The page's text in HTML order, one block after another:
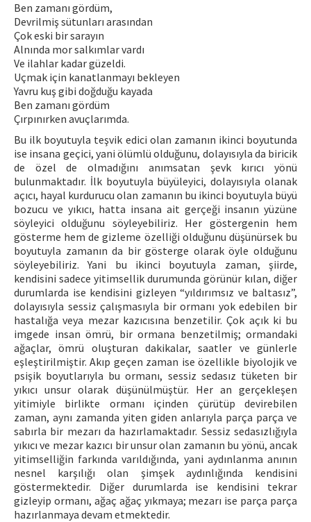
Ben zamanı gördüm,
Devrilmiş sütunları arasından
Çok eski bir sarayın
Alnında mor salkımlar vardı
Ve ilahlar kadar güzeldi.
Uçmak için kanatlanmayı bekleyen
Yavru kuş gibi doğduğu kayada
Ben zamanı gördüm
Çırpınırken avuçlarımda.
Bu ilk boyutuyla teşvik edici olan zamanın ikinci boyutunda
ise insana geçici, yani ölümlü olduğunu, dolayısıyla da biricik
de özel de olmadığını anımsatan şevk kırıcı yönü
bulunmaktadır. İlk boyutuyla büyüleyici, dolayısıyla olanak
açıcı, hayal kurdurucu olan zamanın bu ikinci boyutuyla büyü
bozucu ve yıkıcı, hatta insana ait gerçeği insanın yüzüne
söyleyici olduğunu söyleyebiliriz. Her göstergenin hem
gösterme hem de gizleme özelliği olduğunu düşünürsek bu
boyutuyla zamanın da bir gösterge olarak öyle olduğunu
söyleyebiliriz. Yani bu ikinci boyutuyla zaman, şiirde,
kendisini sadece yitimsellik durumunda görünür kılan, diğer
durumlarda ise kendisini gizleyen “yıldırımsız ve baltasız”,
dolayısıyla sessiz çalışmasıyla bir ormanı yok edebilen bir
hastalığa veya mezar kazıcısına benzetilir. Çok açık ki bu
imgede insan ömrü, bir ormana benzetilmiş; ormandaki
ağaçlar, ömrü oluşturan dakikalar, saatler ve günlerle
eşleştirilmiştir. Akıp geçen zaman ise özellikle biyolojik ve
psişik boyutlarıyla bu ormanı, sessiz sedasız tüketen bir
yıkıcı unsur olarak düşünülmüştür. Her an gerçekleşen
yitimiyle birlikte ormanı içinden çürütüp devirebilen
zaman, aynı zamanda yiten giden anlarıyla parça parça ve
sabırla bir mezarı da hazırlamaktadır. Sessiz sedasızlığıyla
yıkıcı ve mezar kazıcı bir unsur olan zamanın bu yönü, ancak
yitimselliğin farkında varıldığında, yani aydınlanma anının
nesnel karşılığı olan şimşek aydınlığında kendisini
göstermektedir. Diğer durumlarda ise kendisini tekrar
gizleyip ormanı, ağaç ağaç yıkmaya; mezarı ise parça parça
hazırlanmaya devam etmektedir.